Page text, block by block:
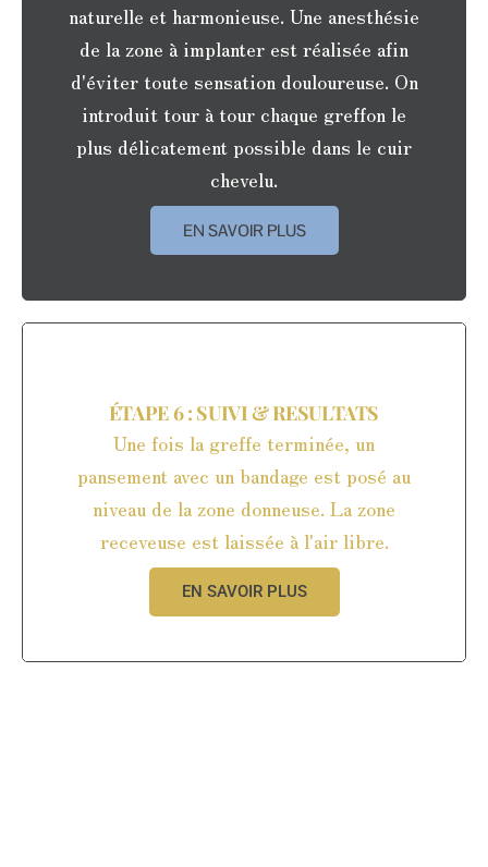
naturelle et harmonieuse. Une anesthésie
de la zone à implanter est réalisée afin
d'éviter toute sensation douloureuse. On
introduit tour à tour chaque greffon le
plus délicatement possible dans le cuir
chevelu.
EN SAVOIR PLUS
ÉTAPE 6 : SUIVI & RESULTATS
Une fois la greffe terminée, un
pansement avec un bandage est posé au
niveau de la zone donneuse. La zone
receveuse est laissée à l'air libre.
EN SAVOIR PLUS